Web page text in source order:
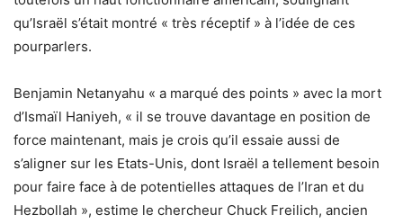
qu’Israël s’était montré « très réceptif » à l’idée de ces
pourparlers.
Benjamin Netanyahu « a marqué des points » avec la mort
d’Ismaïl Haniyeh, « il se trouve davantage en position de
force maintenant, mais je crois qu’il essaie aussi de
s’aligner sur les Etats-Unis, dont Israël a tellement besoin
pour faire face à de potentielles attaques de l’Iran et du
Hezbollah », estime le chercheur Chuck Freilich, ancien